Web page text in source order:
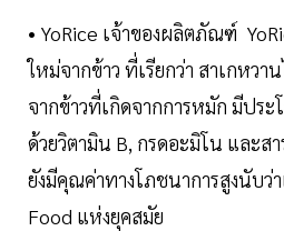
• YoRice เจ้าของผลิตภัณฑ์
ใหม่จากข้าว ที่เรียกว่า สาเกหวา
จากข้าวที่เกิดจากการหมัก มีประ
ด้วยวิตามิน B, กรดอะมิโน และส
ยังมีคุณค่าทางโภชนาการสูงนับว่
Food แห่งยุคสมัย